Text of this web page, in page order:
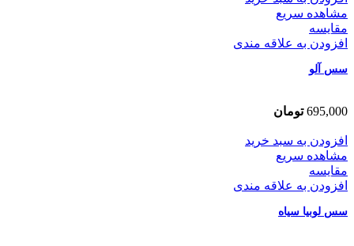
مشاهده سریع
مقایسه
افزودن به علاقه مندی
سس آلو
695,000 تومان
افزودن به سبد خرید
مشاهده سریع
مقایسه
افزودن به علاقه مندی
سس لوبیا سیاه